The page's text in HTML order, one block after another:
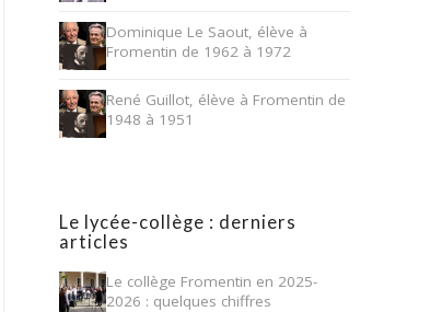
Dominique Le Saout, élève à
Fromentin de 1962 à 1972
René Guillot, élève à Fromentin de
1948 à 1951
Le lycée-collège : derniers
articles
Le collège Fromentin en 2025-
2026 : quelques chiffres